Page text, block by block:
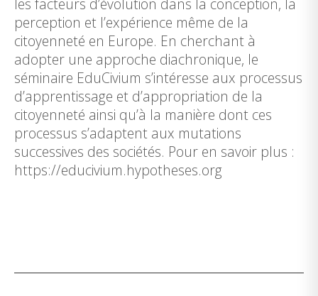
les facteurs d’évolution dans la conception, la
perception et l’expérience même de la
citoyenneté en Europe. En cherchant à
adopter une approche diachronique, le
séminaire EduCivium s’intéresse aux processus
d’apprentissage et d’appropriation de la
citoyenneté ainsi qu’à la manière dont ces
processus s’adaptent aux mutations
successives des sociétés. Pour en savoir plus :
https://educivium.hypotheses.org